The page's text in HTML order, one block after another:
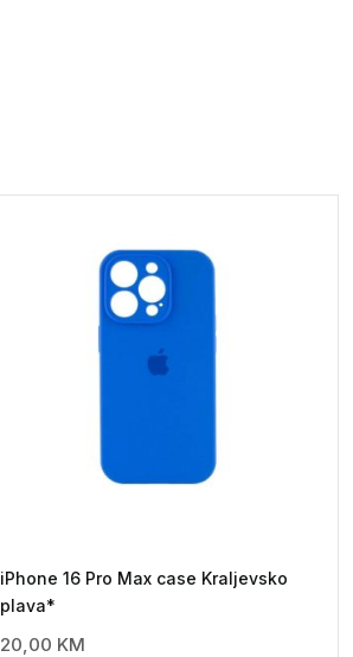
iPhone 16 Pro Max case Kraljevsko
plava*
20,00 KM